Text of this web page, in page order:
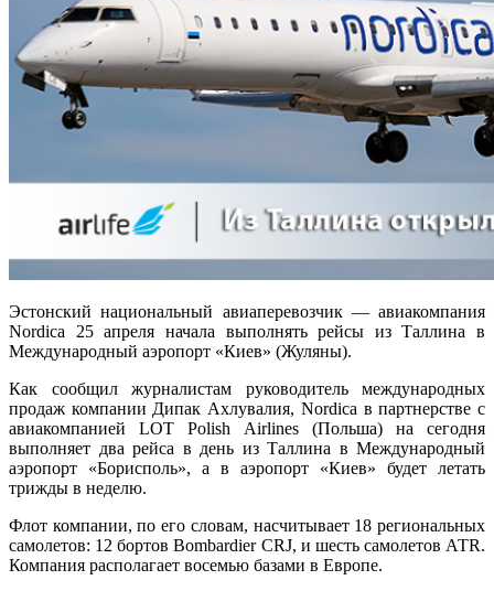
Эстонский национальный авиаперевозчик — авиакомпания
Nordica 25 апреля начала выполнять рейсы из Таллина в
Международный аэропорт «Киев» (Жуляны).
Как сообщил журналистам руководитель международных
продаж компании Дипак Ахлувалия, Nordica в партнерстве с
авиакомпанией LOT Polish Airlines (Польша) на сегодня
выполняет два рейса в день из Таллина в Международный
аэропорт «Борисполь», а в аэропорт «Киев» будет летать
трижды в неделю.
Флот компании, по его словам, насчитывает 18 региональных
самолетов: 12 бортов Bombardier CRJ, и шесть самолетов АТR.
Компания располагает восемью базами в Европе.